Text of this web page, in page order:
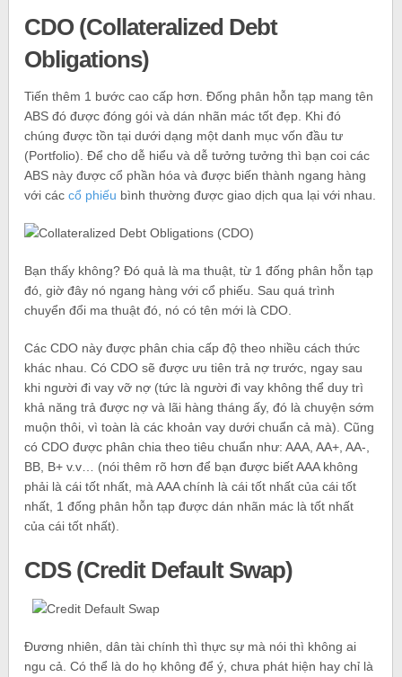
CDO (Collateralized Debt
Obligations)
Tiến thêm 1 bước cao cấp hơn. Đống phân hỗn tạp mang tên
ABS đó được đóng gói và dán nhãn mác tốt đẹp. Khi đó
chúng được tồn tại dưới dạng một danh mục vốn đầu tư
(Portfolio). Để cho dễ hiểu và dễ tưởng tưởng thì bạn coi các
ABS này được cổ phần hóa và được biến thành ngang hàng
với cáccổ phiếu bình thường được giao dịch qua lại với nhau.
Bạn thấy không? Đó quả là ma thuật, từ 1 đống phân hỗn tạp
đó, giờ đây nó ngang hàng với cổ phiếu. Sau quá trình
chuyển đổi ma thuật đó, nó có tên mới là CDO.
Các CDO này được phân chia cấp độ theo nhiều cách thức
khác nhau. Có CDO sẽ được ưu tiên trả nợ trước, ngay sau
khi người đi vay vỡ nợ (tức là người đi vay không thể duy trì
khả năng trả được nợ và lãi hàng tháng ấy, đó là chuyện sớm
muộn thôi, vì toàn là các khoản vay dưới chuẩn cả mà). Cũng
có CDO được phân chia theo tiêu chuẩn như: AAA, AA+, AA-,
BB, B+ v.v… (nói thêm rõ hơn để bạn được biết AAA không
phải là cái tốt nhất, mà AAA chính là cái tốt nhất của cái tốt
nhất, 1 đống phân hỗn tạp được dán nhãn mác là tốt nhất
của cái tốt nhất).
CDS (Credit Default Swap)
Đương nhiên, dân tài chính thì thực sự mà nói thì không ai
ngu cả. Có thể là do họ không để ý, chưa phát hiện hay chỉ là